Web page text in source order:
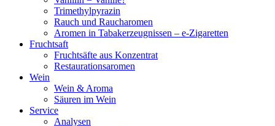
Trimethylpyrazin
Rauch und Raucharomen
Aromen in Tabakerzeugnissen – e-Zigaretten
Fruchtsaft
Fruchtsäfte aus Konzentrat
Restaurationsaromen
Wein
Wein & Aroma
Säuren im Wein
Service
Analysen